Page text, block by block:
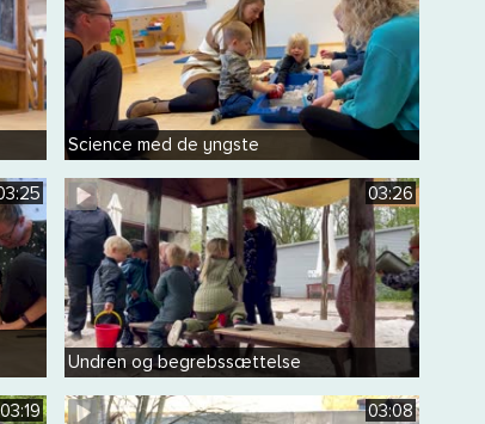
Science med de yngste
03:26
Undren og begrebssættelse
03:19 03:08